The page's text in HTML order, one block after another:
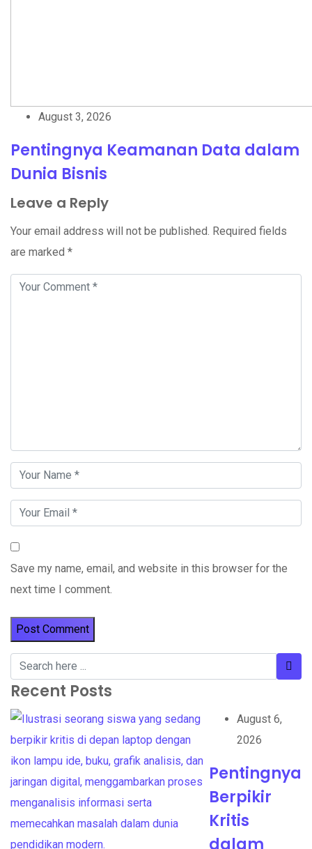
August 3, 2026
Pentingnya Keamanan Data dalam
Dunia Bisnis
Leave a Reply
Your email address will not be published. Required fields
are marked *
Save my name, email, and website in this browser for the
next time I comment.
Recent Posts
August 6,
2026
Pentingnya
Berpikir
Kritis
dalam